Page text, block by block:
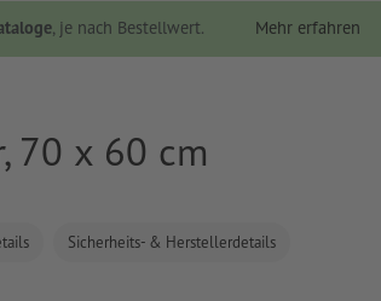
, je nach Bestellwert. Mehr erfahren
70 x 60 cm
Sicherheits- & Herstellerdetails